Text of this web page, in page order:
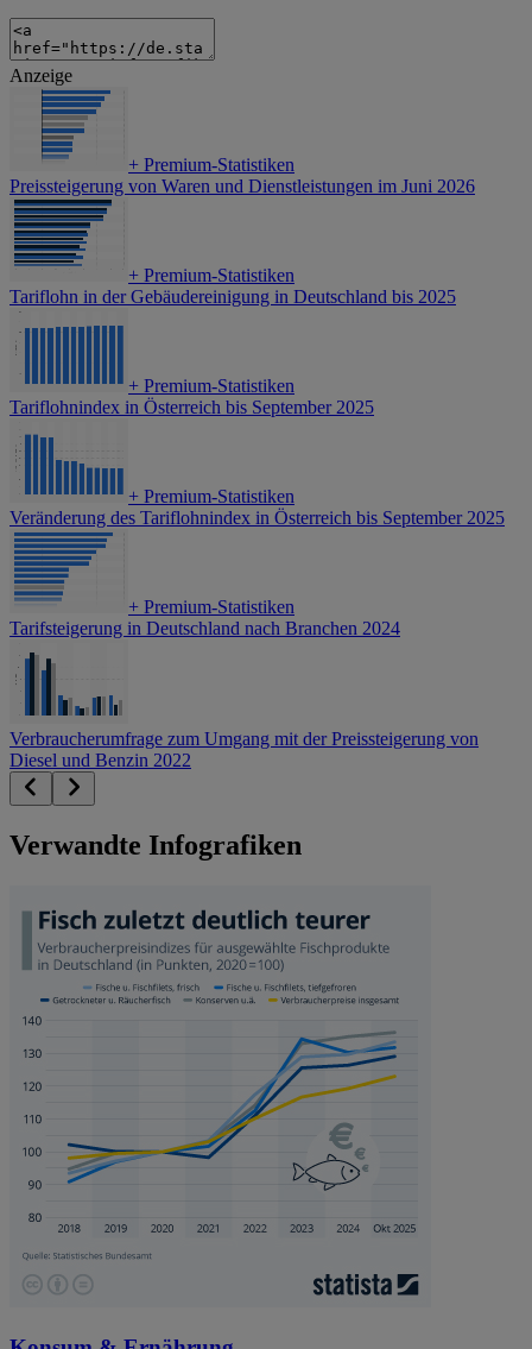
Anzeige
+ Premium-Statistiken
Preissteigerung von Waren und Dienstleistungen im Juni 2026
+ Premium-Statistiken
Tariflohn in der Gebäudereinigung in Deutschland bis 2025
+ Premium-Statistiken
Tariflohnindex in Österreich bis September 2025
+ Premium-Statistiken
Veränderung des Tariflohnindex in Österreich bis September 2025
+ Premium-Statistiken
Tarifsteigerung in Deutschland nach Branchen 2024
Verbraucherumfrage zum Umgang mit der Preissteigerung von
Diesel und Benzin 2022
Verwandte Infografiken